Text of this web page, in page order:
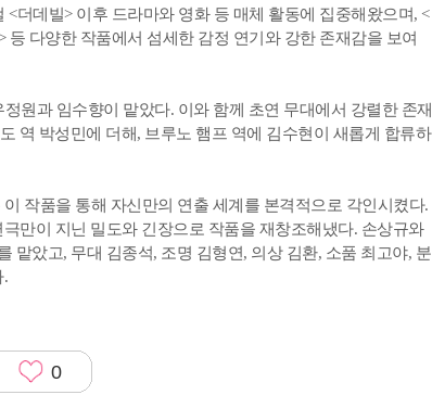
더데빌> 이후 드라마와 영화 등 매체 활동에 집중해왔으며, <
등 다양한 작품에서 섬세한 감정 연기와 강한 존재감을 보여
원과 임수향이 맡았다. 이와 함께 초연 무대에서 강렬한 존재
역 박성민에 더해, 브루노 햄프 역에 김수현이 새롭게 합류하
작품을 통해 자신만의 연출 세계를 본격적으로 각인시켰다.
만이 지닌 밀도와 긴장으로 작품을 재창조해냈다. 손상규와
맡았고, 무대 김종석, 조명 김형연, 의상 김환, 소품 최고야, 분
.
0